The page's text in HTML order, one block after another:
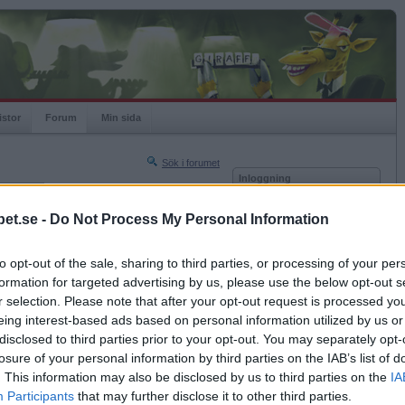
- Do Not Process My Personal Information
opt-out of the sale, sharing to third parties, or processing of your
for targeted advertising by us, please use the below opt-out
selection. Please note that after your opt-out request is processed
interest-based ads based on personal information utilized by us
to third parties prior to your opt-out. You may separately
of your personal information by third parties on the IAB’s list of
This information may also be disclosed by us to third parties on the
Participants that may further disclose it to other third parties.
Forum Min sida
Sök i forumet
Nästa sida »
2018-04-05 19:44
Inloggning
Kom ihåg mig
Glömt ditt lösenord?
Få ny aktiveringslänk
Betapet är gratis!